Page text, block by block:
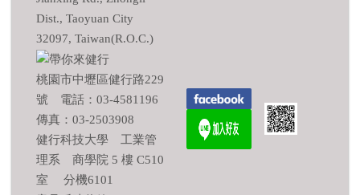
Dist., Taoyuan City
32097, Taiwan(R.O.C.)
桃園市中壢區健行路229
號 電話：03-4581196
傳真：03-2503908
健行科技大學 工業管
理系 商學院 5 樓 C510
室 分機6101